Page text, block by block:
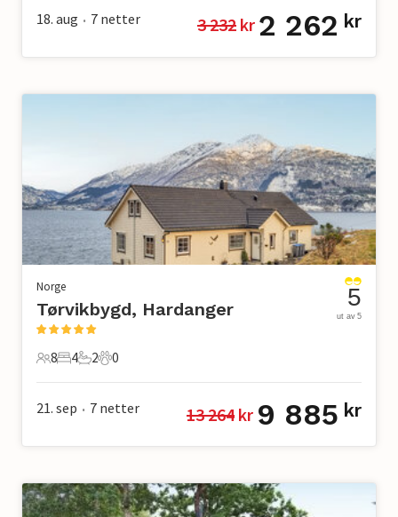
18. aug • 7 netter 3 232 kr 2 262 kr
Norge
Tørvikbygd, Hardanger
8 Gjester
8
4 Soverom
4
2 Bad
2
0 Kjæledyr
0
5
ut av 5
21. sep • 7 netter 13 264 kr 9 885 kr